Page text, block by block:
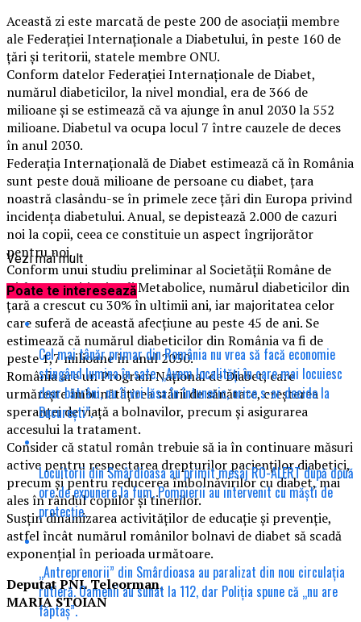
Această zi este marcată de peste 200 de asociaţii membre
ale Federaţiei Internaţionale a Diabetului, în peste 160 de
ţări şi teritorii, statele membre ONU.
Conform datelor Federaţiei Internaţionale de Diabet,
numărul diabeticilor, la nivel mondial, era de 366 de
milioane şi se estimează că va ajunge în anul 2030 la 552
milioane. Diabetul va ocupa locul 7 între cauzele de deces
în anul 2030.
Federaţia Internaţională de Diabet estimează că în România
sunt peste două milioane de persoane cu diabet, țara
noastră clasându-se în primele zece ţări din Europa privind
incidenţa diabetului. Anual, se depistează 2.000 de cazuri
noi la copii, ceea ce constituie un aspect îngrijorător
pentru noi.
Conform unui studiu preliminar al Societății Române de
Diabet, Nutriţie şi Boli Metabolice, numărul diabeticilor din
ţară a crescut cu 30% în ultimii ani, iar majoritatea celor
care suferă de această afecţiune au peste 45 de ani. Se
estimează că numărul diabeticilor din România va fi de
peste 1,7 milioane în anul 2030.
România are un Program Naţional de Diabet, care
urmăreşte îmbunătăţirea stării de sănătate, creşterea
speranţei de viaţă a bolnavilor, precum şi asigurarea
accesului la tratament.
Consider că statul român trebuie să ia în continuare măsuri
active pentru respectarea drepturilor pacienților diabetici,
precum și pentru reducerea îmbolnăvirilor cu diabet, mai
ales în rândul copiilor și tinerilor.
Susţin dinamizarea activităţilor de educaţie şi prevenţie,
astfel încât numărul românilor bolnavi de diabet să scadă
exponențial în perioada următoare.
Deputat PNL Teleorman,
MARIA STOIAN
Vezi mai mult
Poate te interesează
Cel mai tânăr primar din România nu vrea să facă economie
stingând lumina în sate. „Avem localități în care mai locuiesc
doar bătrâni, nu îi voi lăsa în întuneric, orice s-ar decide la
București”.
Locuitorii din Smârdioasa au primit mesaj RO-ALERT după două
ore de expunere la fum. Pompierii au intervenit cu măști de
protecție.
„Antreprenorii” din Smârdioasa au paralizat din nou circulația
rutieră. Oamenii au sunat la 112, dar Poliția spune că „nu are
făptaș”.